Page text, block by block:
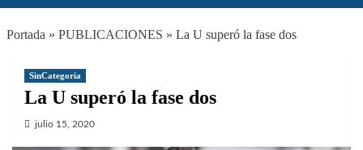
Portada » PUBLICACIONES » La U superó la fase dos
SinCategoria
La U superó la fase dos
julio 15, 2020